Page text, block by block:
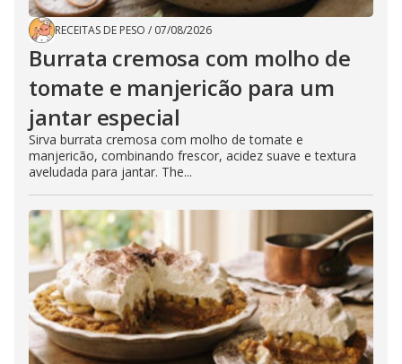
RECEITAS DE PESO / 07/08/2026
Burrata cremosa com molho de
tomate e manjericão para um
jantar especial
Sirva burrata cremosa com molho de tomate e
manjericão, combinando frescor, acidez suave e textura
aveludada para jantar. The...